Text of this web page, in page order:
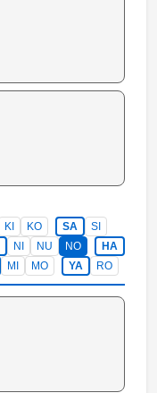
KI KO SA
SI
NI NU NO
HA
MI MO YA RO